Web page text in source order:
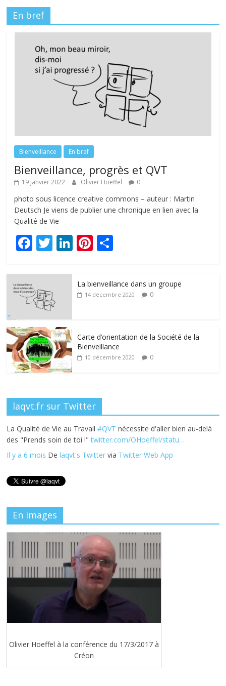
En bref
Bienveillance En bref
Bienveillance, progrès et QVT
19 janvier 2022 Olivier Hoeffel 0
photo sous licence creative commons – auteur : Martin
Deutsch Je viens de publier une chronique en lien avec la
Qualité de Vie
F
e
b
o
o
k
T
itt
er
Li
e
Pi
e g
La bienveillance dans un groupe
14 décembre 2020 0
Carte d’orientation de la Société de la
Bienveillance
10 décembre 2020 0
laqvt.fr sur Twitter
La Qualité de Vie au Travail#QVT nécessite d'aller bien au-delà
des "Prends soin de toi !"twitter.com/OHoeffel/statu…
Il y a 6 mois Delaqvt's Twitter via Twitter Web App
En images
Olivier Hoeffel à la conférence du 17/3/2017 à
Créon